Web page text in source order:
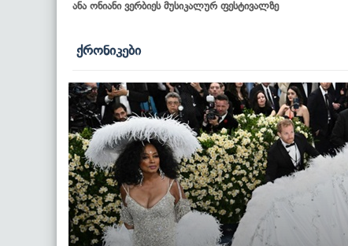
ანა ონიანი ვერბიეს მუსიკალურ ფესტივალზე
ქრონიკები